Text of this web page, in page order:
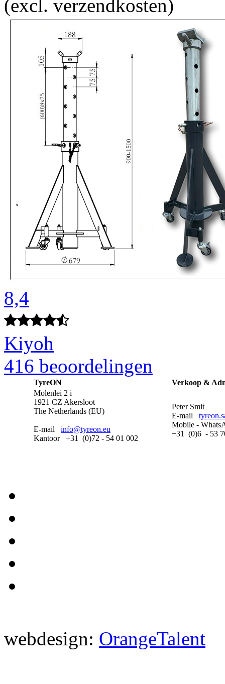
(excl. verzendkosten)
8,4
Kiyoh
416 beoordelingen
TyreON
Verkoop &
Molenlei 2 i
1921 CZ Akersloot
The Netherlands (EU)
E-mail info@tyreon.eu
Kantoor +31 (0)72 - 54 01 002
Peter Smit
E-mail
Mobile -
+31 (0)6 - 53
webdesign: OrangeTalent